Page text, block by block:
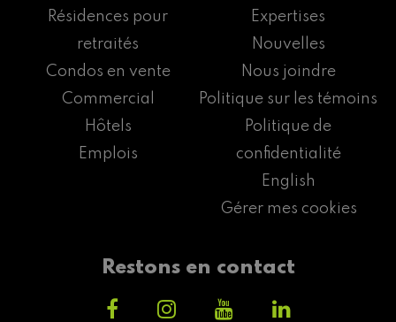
Résidences pour
retraités
Condos en vente
Commercial
Hôtels
Emplois
Expertises
Nouvelles
Nous joindre
Politique sur les témoins
Politique de
confidentialité
English
Gérer mes cookies
Restons en contact